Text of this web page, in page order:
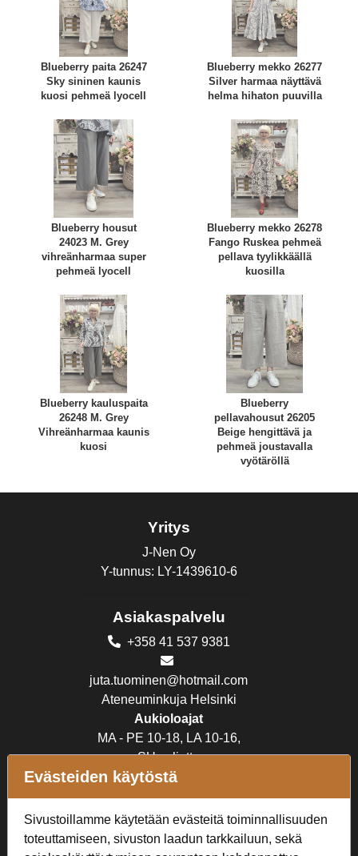
Blueberry paita 26247
Sky sininen kaunis
kuosi pehmeä lyocell
Blueberry mekko 26277
Silver harmaa näyttävä
helma hihaton puuvilla
Blueberry housut
24023 M. Grey
vihreänharmaa super
pehmeä lyocell
Blueberry mekko 26278
Fango Ruskea pehmeä
pellava tyylikkäällä
kuosilla
Blueberry kauluspaita
26248 M. Grey
Vihreänharmaa kaunis
kuosi
Blueberry
pellavahousut 26205
Beige hengittävä ja
pehmeä joustavalla
vyötäröllä
Yritys
J-Nen Oy
Y-tunnus: LY-1439610-6
Asiakaspalvelu
+358 41 537 9381
juta.tuominen@hotmail.com
Ateneuminkuja Helsinki
Aukioloajat
MA - PE 10-18, LA 10-16,
SU suljettu
Verkkokauppa
Tilaus- ja toimitusehdot
Rekisteriseloste
Evästeiden käytöstä
Sivustoillamme käytetään evästeitä toiminnallisuuden
toteuttamiseen, sivuston laadun tarkkailuun, sekä